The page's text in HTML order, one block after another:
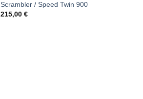
Scrambler / Speed Twin 900
215,00 €